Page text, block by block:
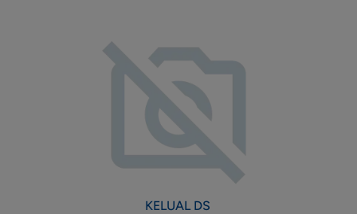
hilseilyä
vähentävä
ja
ihoa
rauhoittava
voide.
KELUAL DS